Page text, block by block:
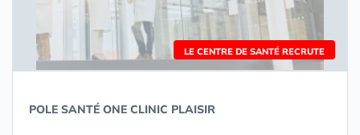
LE CENTRE DE SANTÉ RECRUTE
POLE SANTÉ ONE CLINIC PLAISIR